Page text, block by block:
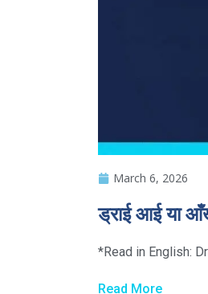
March 6, 2026
ड्राई आई या
*Read in English:
Read More